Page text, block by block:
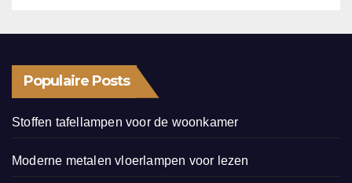
Populaire Posts
Stoffen tafellampen voor de woonkamer
Moderne metalen vloerlampen voor lezen